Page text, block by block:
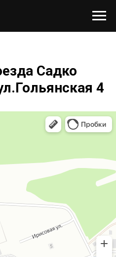
Садко
4